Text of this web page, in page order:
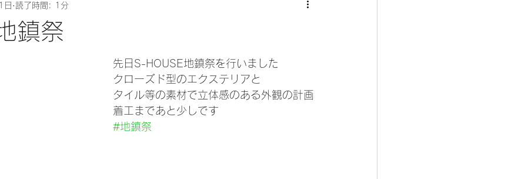
鎮祭
日 読了時間: 1分
先日S-HOUSE地鎮祭を行いました
クローズド型のエクステリアと
タイル等の素材で立体感のある外観の計画
着工まであと少しです
#地鎮祭